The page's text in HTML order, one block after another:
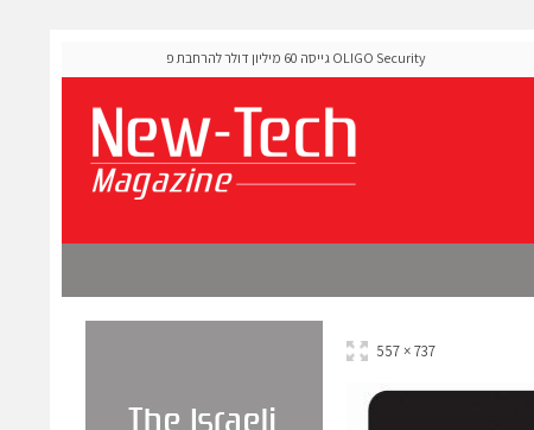
OLIGO Security גייסה 60 מיליון דולר להרחבת פלטפורמת אבטחת
737 × 557